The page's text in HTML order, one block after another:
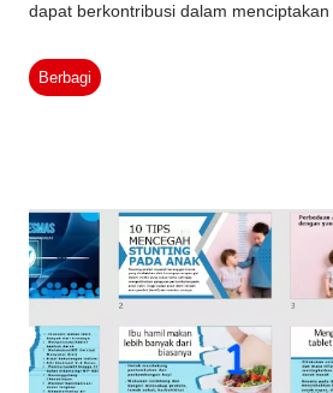
dapat berkontribusi dalam
menjelajahi berbagai strategi dan
memainkan peran vital dalam
dari Kementerian Kesehatan, sekitar
dicegah melalui perubahan gaya hidup
yang dapat dipromosikan melalui
Dengan demikian, memahami dan
materi penyuluhan kesehatan adalah
Berbagi